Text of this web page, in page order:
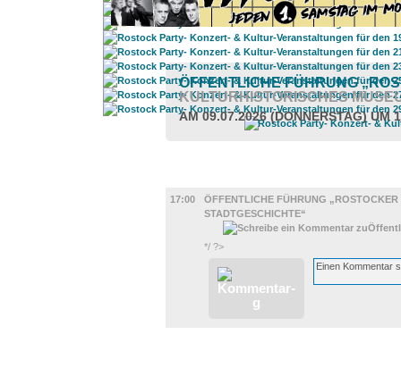
ÖFFENTLICHE FÜHRUNG
KULTURHISTORISCHES
AM 09.07.2026 (DONNERSTAG) UM
17:00
ÖFFENTLICHE FÜHRUNG „ROSTOCKER
STADTGESCHICHTE“
*/ ?>